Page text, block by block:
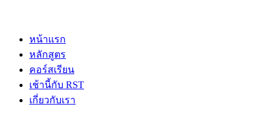
หน้าแรก
หลักสูตร
คอร์สเรียน
เช้านี้กับ RST
เกี่ยวกับเรา